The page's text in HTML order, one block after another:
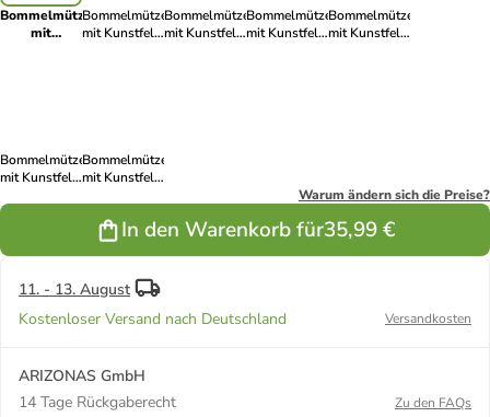
Bommelmütze
mit
Bommelmütze
mit Kunstfell-
Bommelmütze
mit Kunstfell-
Bommelmütze
mit Kunstfell-
Bommelmütze
mit Kunstfell-
Bommelmütze
mit Kunstfell-
Fleece Futter
Bommelmütze
mit Kunstfell-
in Rosa
Warum ändern sich die Preise?
In den Warenkorb für35,99 €
11. - 13. August
Kostenloser Versand nach Deutschland
Versandkosten
ARIZONAS GmbH
14 Tage Rückgaberecht
Zu den FAQs